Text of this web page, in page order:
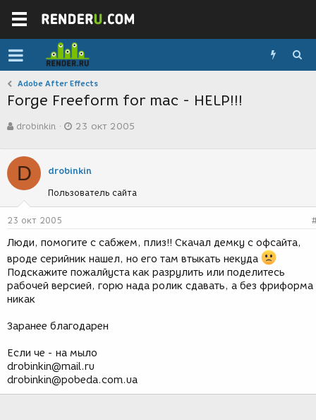
Adobe After Effects
Forge Freeform for mac - HELP!!!
в
о
р
т
е
м
ы
drobinkin
а
с
з
д
и
я
23 окт 2005
D drobinkin
Пользователь сайта
23 окт 2005
Люди, помогите с сабжем, плиз!! Скачал демку с офсайта,
вроде серийник нашел, но его там втыкать некуда
Подскажите пожалйуста как разрулить или поделитесь
рабочей версией, горю нада ролик сдавать, а без фриформа
никак
Заранее благодарен
Если че - на мыло
drobinkin@mail.ru
drobinkin@pobeda.com.ua